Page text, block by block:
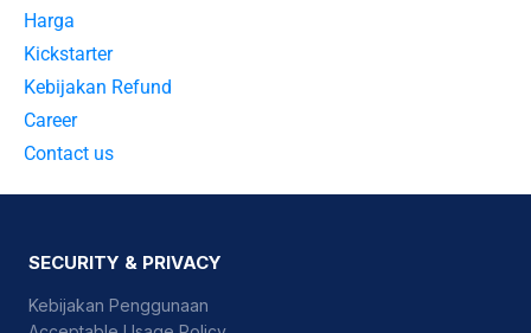
Harga
Kickstarter
Kebijakan Refund
Career
Contact us
SECURITY & PRIVACY
Kebijakan Penggunaan